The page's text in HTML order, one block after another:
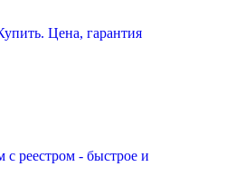
Цена, гарантия
реестром - быстрое и